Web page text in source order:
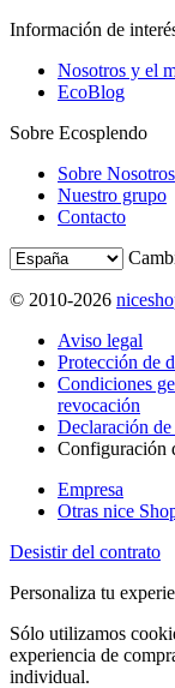
Información de
Nosotros y el
EcoBlog
Sobre Ecosplendo
Sobre Nosotros
Nuestro grupo
Contacto
© 2010-2026
Aviso legal
Protección de
Condiciones
revocación
Declaración
Configuración
Empresa
Otras nice
Desistir del contrato
Personaliza tu
Sólo utilizamos
experiencia de
individual.